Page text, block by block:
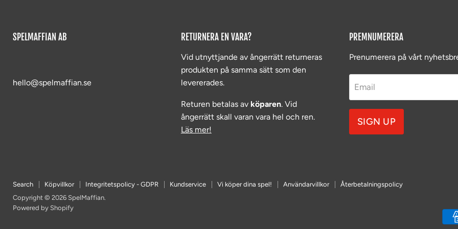
SPELMAFFIAN AB
hello@spelmaffian.se
RETURNERA EN VARA?
Vid utnyttjande av ångerrätt returneras
produkten på samma sätt som den
levererades.
Returen betalas av köparen. Vid
ångerrätt skall varan vara hel och ren.
Läs mer!
PREMNUMERERA
Prenumerera på vårt
Email
SIGN UP
Search Köpvillkor Integritetspolicy - GDPR Kundservice Vi köper dina spel! Användarvillkor
Återbetalningspolicy
Copyright © 2026 SpelMaffian.
Powered by Shopify